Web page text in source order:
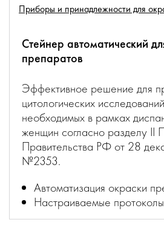
Приборы и принадлежности для
Стейнер автоматический
препаратов
Эффективное решение для
цитологических
необходимых в рамках
женщин согласно разделу II
Правительства РФ от 28
№2353.
Автоматизация окраски
Настраиваемые